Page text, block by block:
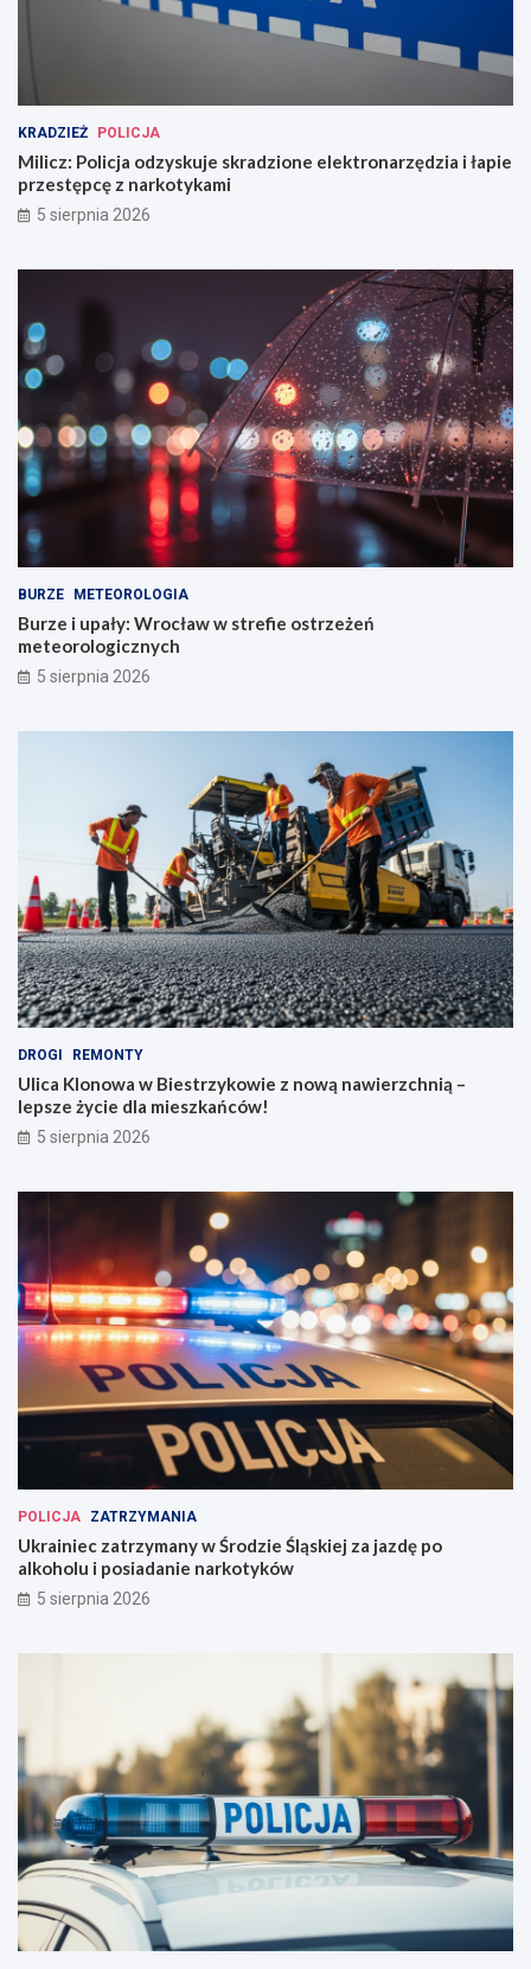
KRADZIEŻ POLICJA
Milicz: Policja odzyskuje skradzione elektronarzędzia i łapie
przestępcę z narkotykami
5 sierpnia 2026
BURZE METEOROLOGIA
Burze i upały: Wrocław w strefie ostrzeżeń
meteorologicznych
5 sierpnia 2026
DROGI REMONTY
Ulica Klonowa w Biestrzykowie z nową nawierzchnią –
lepsze życie dla mieszkańców!
5 sierpnia 2026
POLICJA ZATRZYMANIA
Ukrainiec zatrzymany w Środzie Śląskiej za jazdę po
alkoholu i posiadanie narkotyków
5 sierpnia 2026